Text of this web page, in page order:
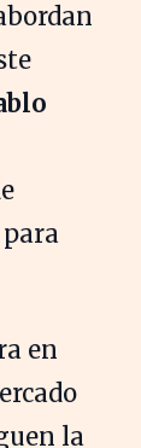
en
la